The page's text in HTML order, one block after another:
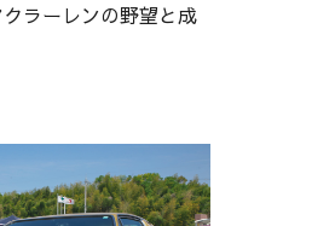
ラーレンの野望と成